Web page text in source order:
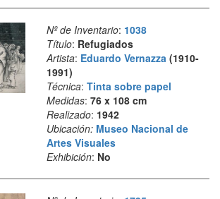
Nº de Inventario: 1038
Título: Refugiados
Artista: Eduardo Vernazza(1910-
1991)
Técnica: Tinta sobre papel
Medidas: 76 x 108 cm
Realizado: 1942
Ubicación: Museo Nacional de
Artes Visuales
Exhibición: No